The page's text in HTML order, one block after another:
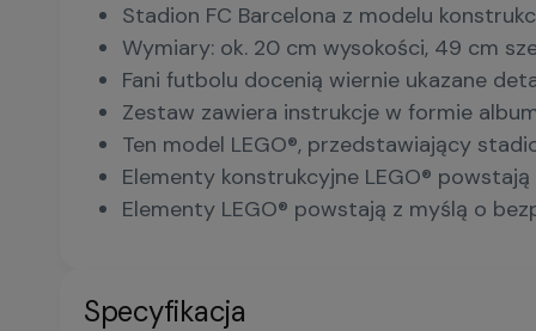
Stadion FC Barcelona z modelu
Wymiary: ok. 20 cm wysokości, 49 cm
Fani futbolu docenią wiernie ukazane
Zestaw zawiera instrukcje w formie
Ten model LEGO®, przedstawiający
Elementy konstrukcyjne LEGO®
Elementy LEGO® powstają z myślą o
Specyfikacja